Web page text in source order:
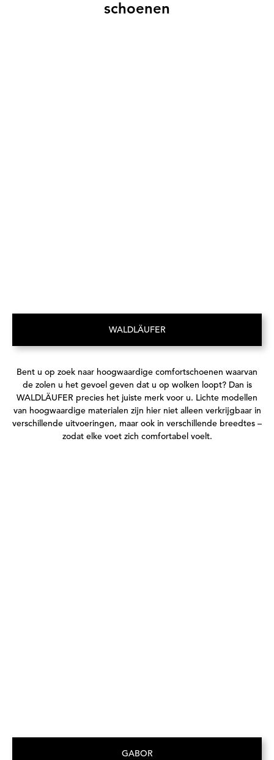
schoenen
WALDLÄUFER(Opent in een nieuw tabblad)
Bent u op zoek naar hoogwaardige comfortschoenen waarvan
de zolen u het gevoel geven dat u op wolken loopt? Dan is
WALDLÄUFER precies het juiste merk voor u. Lichte modellen
van hoogwaardige materialen zijn hier niet alleen verkrijgbaar in
verschillende uitvoeringen, maar ook in verschillende breedtes –
zodat elke voet zich comfortabel voelt.
GABOR